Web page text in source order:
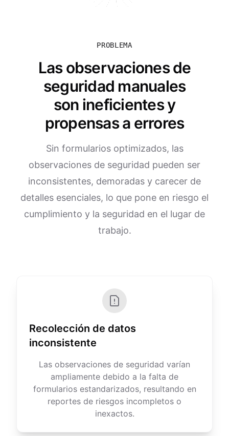
PROBLEMA
Las observaciones de
seguridad manuales
son ineficientes y
propensas a errores
Sin formularios optimizados, las
observaciones de seguridad pueden ser
inconsistentes, demoradas y carecer de
detalles esenciales, lo que pone en riesgo el
cumplimiento y la seguridad en el lugar de
trabajo.
Recolección de datos
inconsistente
Las observaciones de seguridad varían
ampliamente debido a la falta de
formularios estandarizados, resultando en
reportes de riesgos incompletos o
inexactos.